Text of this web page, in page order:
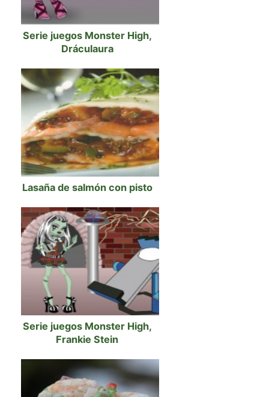
Serie juegos Monster High,
Dráculaura
Lasaña de salmón con pisto
Serie juegos Monster High,
Frankie Stein